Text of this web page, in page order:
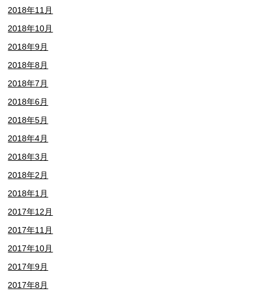
2018年11月
2018年10月
2018年9月
2018年8月
2018年7月
2018年6月
2018年5月
2018年4月
2018年3月
2018年2月
2018年1月
2017年12月
2017年11月
2017年10月
2017年9月
2017年8月